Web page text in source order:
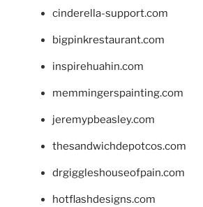
cinderella-support.com
bigpinkrestaurant.com
inspirehuahin.com
memmingerspainting.com
jeremypbeasley.com
thesandwichdepotcos.com
drgiggleshouseofpain.com
hotflashdesigns.com